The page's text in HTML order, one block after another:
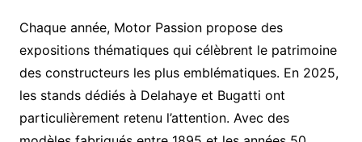
Chaque année, Motor Passion propose des
expositions thématiques qui célèbrent le patrimoine
des constructeurs les plus emblématiques. En 2025,
les stands dédiés à Delahaye et Bugatti ont
particulièrement retenu l’attention. Avec des